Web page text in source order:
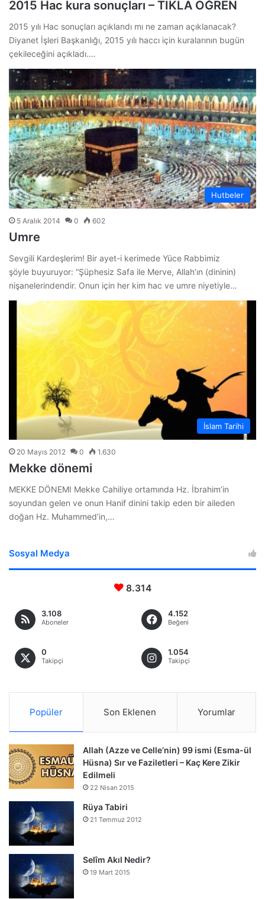
2015 Hac kura sonuçları – TIKLA ÖĞREN
2015 yılı Hac sonuçları açıklandı mı ne zaman açıklanacak?
Diyanet İşleri Başkanlığı, 2015 yılı haccı için kuralarının bugün
çekileceğini açıkladı.…
Hutbeler
5 Aralık 2014 0 602
Umre
Sevgili Kardeşlerim! Bir ayet-i kerimede Yüce Rabbimiz
şöyle buyuruyor: “Şüphesiz Safa ile Merve, Allah’ın (dininin)
nişanelerindendir. Onun için her kim hac ve umre niyetiyle…
İslam Tarihi
20 Mayıs 2012 0 1.630
Mekke dönemi
MEKKE DÖNEMI Mekke Cahiliye ortamında Hz. İbrahim’in
soyundan gelen ve onun Hanif dinini takip eden bir aileden
doğan Hz. Muhammed’in,…
Sosyal Medya
8.314
3.108
Aboneler
4.152
Beğeni
0
Takipçi
1.054
Takipçi
Popüler Son Eklenen Yorumlar
Allah (Azze ve Celle’nin) 99 ismi (Esma-ül
Hüsna) Sır ve Faziletleri – Kaç Kere Zikir
Edilmeli
22 Nisan 2015
Rüya Tabiri
21 Temmuz 2012
Selîm Akıl Nedir?
19 Mart 2015